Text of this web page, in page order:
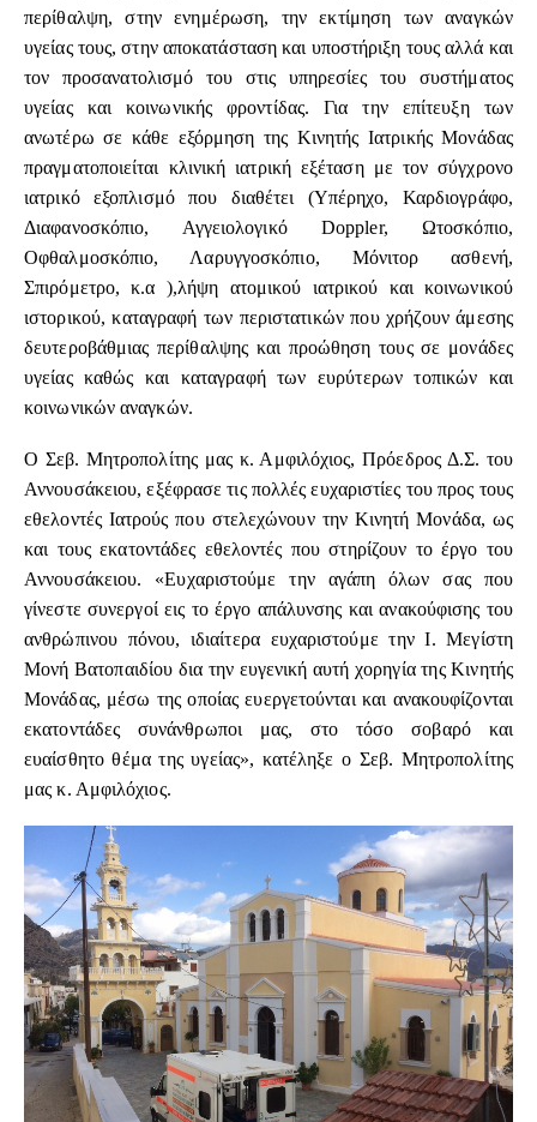
περίθαλψη, στην ενημέρωση, την εκτίμηση των αναγκών
υγείας τους, στην αποκατάσταση και υποστήριξη τους αλλά και
τον προσανατολισμό του στις υπηρεσίες του συστήματος
υγείας και κοινωνικής φροντίδας. Για την επίτευξη των
ανωτέρω σε κάθε εξόρμηση της Κινητής Ιατρικής Μονάδας
πραγματοποιείται κλινική ιατρική εξέταση με τον σύγχρονο
ιατρικό εξοπλισμό που διαθέτει (Υπέρηχο, Καρδιογράφο,
Διαφανοσκόπιο, Αγγειολογικό Doppler, Ωτοσκόπιο,
Οφθαλμοσκόπιο, Λαρυγγοσκόπιο, Μόνιτορ ασθενή,
Σπιρόμετρο, κ.α ),λήψη ατομικού ιατρικού και κοινωνικού
ιστορικού, καταγραφή των περιστατικών που χρήζουν άμεσης
δευτεροβάθμιας περίθαλψης και προώθηση τους σε μονάδες
υγείας καθώς και καταγραφή των ευρύτερων τοπικών και
κοινωνικών αναγκών.
Ο Σεβ. Μητροπολίτης μας κ. Αμφιλόχιος, Πρόεδρος Δ.Σ. του
Αννουσάκειου, εξέφρασε τις πολλές ευχαριστίες του προς τους
εθελοντές Ιατρούς που στελεχώνουν την Κινητή Μονάδα, ως
και τους εκατοντάδες εθελοντές που στηρίζουν το έργο του
Αννουσάκειου. «Ευχαριστούμε την αγάπη όλων σας που
γίνεστε συνεργοί εις το έργο απάλυνσης και ανακούφισης του
ανθρώπινου πόνου, ιδιαίτερα ευχαριστούμε την Ι. Μεγίστη
Μονή Βατοπαιδίου δια την ευγενική αυτή χορηγία της Κινητής
Μονάδας, μέσω της οποίας ευεργετούνται και ανακουφίζονται
εκατοντάδες συνάνθρωποι μας, στο τόσο σοβαρό και
ευαίσθητο θέμα της υγείας», κατέληξε ο Σεβ. Μητροπολίτης
μας κ. Αμφιλόχιος.